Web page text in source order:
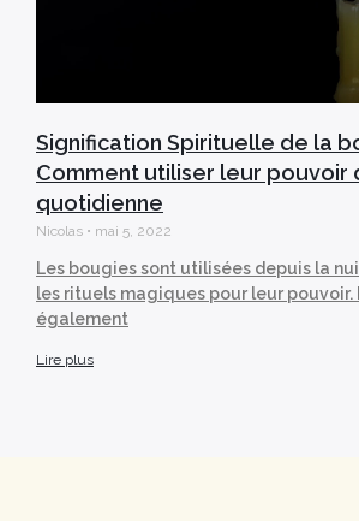
Signification Spirituelle de la
Comment utiliser leur pouvoir
quotidienne
Nicolas mai 5, 2022
Les bougies sont utilisées depuis la
les rituels magiques pour leur pouvoir.
également
Lire plus